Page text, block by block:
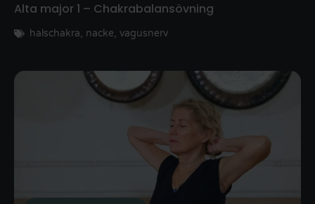
Alta major 1 – Chakrabalansövning
halschakra, nacke, vagusnerv